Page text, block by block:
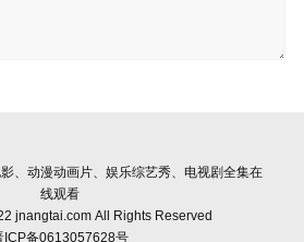
、动漫动画片、娱乐综艺秀、电视剧全集在
线观看
jnangtai.com All Rights Reserved
ICP备0613057628号